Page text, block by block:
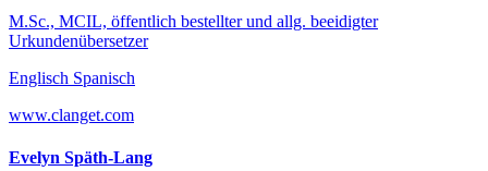
M.Sc., MCIL, öffentlich bestellter und allg. beeidigter
Urkundenübersetzer
Englisch Spanisch
www.clanget.com
Evelyn Späth-Lang